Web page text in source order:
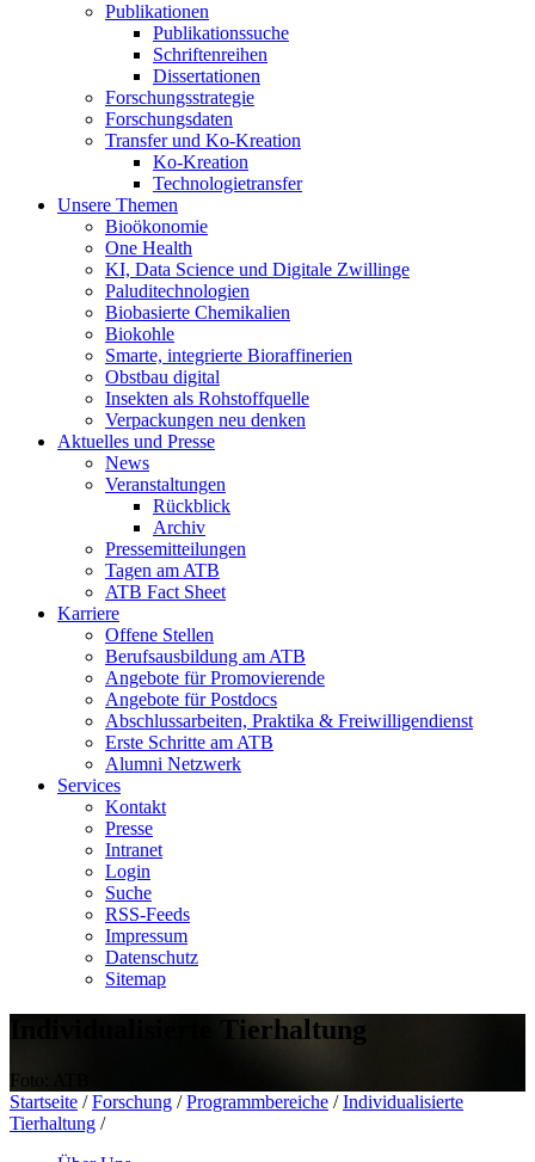
Publikationen
Publikationssuche
Schriftenreihen
Dissertationen
Forschungsstrategie
Forschungsdaten
Transfer und Ko-Kreation
Ko-Kreation
Technologietransfer
Unsere Themen
Bioökonomie
One Health
KI, Data Science und Digitale Zwillinge
Paluditechnologien
Biobasierte Chemikalien
Biokohle
Smarte, integrierte Bioraffinerien
Obstbau digital
Insekten als Rohstoffquelle
Verpackungen neu denken
Aktuelles und Presse
News
Veranstaltungen
Rückblick
Archiv
Pressemitteilungen
Tagen am ATB
ATB Fact Sheet
Karriere
Offene Stellen
Berufsausbildung am ATB
Angebote für Promovierende
Angebote für Postdocs
Abschlussarbeiten, Praktika & Freiwilligendienst
Erste Schritte am ATB
Alumni Netzwerk
Services
Kontakt
Presse
Intranet
Login
Suche
RSS-Feeds
Impressum
Datenschutz
Sitemap
Individualisierte Tierhaltung
Foto: ATB
Startseite / Forschung / Programmbereiche / Individualisierte
Tierhaltung /